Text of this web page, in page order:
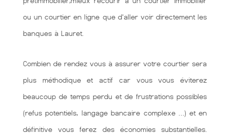
ou un courtier en ligne que d'aller voir directement les
banques à Lauret.
Combien de rendez vous à assurer votre courtier sera
plus méthodique et actif car vous vous éviterez
beaucoup de temps perdu et de frustrations possibles
(refus potentiels, langage bancaire complexe …) et en
définitive vous ferez des économies substantielles.